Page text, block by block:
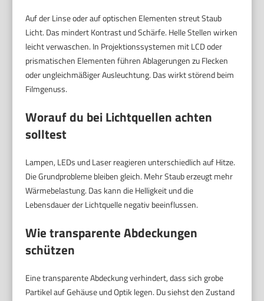
Auf der Linse oder auf optischen Elementen streut Staub
Licht. Das mindert Kontrast und Schärfe. Helle Stellen wirken
leicht verwaschen. In Projektionssystemen mit LCD oder
prismatischen Elementen führen Ablagerungen zu Flecken
oder ungleichmäßiger Ausleuchtung. Das wirkt störend beim
Filmgenuss.
Worauf du bei Lichtquellen achten
solltest
Lampen, LEDs und Laser reagieren unterschiedlich auf Hitze.
Die Grundprobleme bleiben gleich. Mehr Staub erzeugt mehr
Wärmebelastung. Das kann die Helligkeit und die
Lebensdauer der Lichtquelle negativ beeinflussen.
Wie transparente Abdeckungen
schützen
Eine transparente Abdeckung verhindert, dass sich grobe
Partikel auf Gehäuse und Optik legen. Du siehst den Zustand